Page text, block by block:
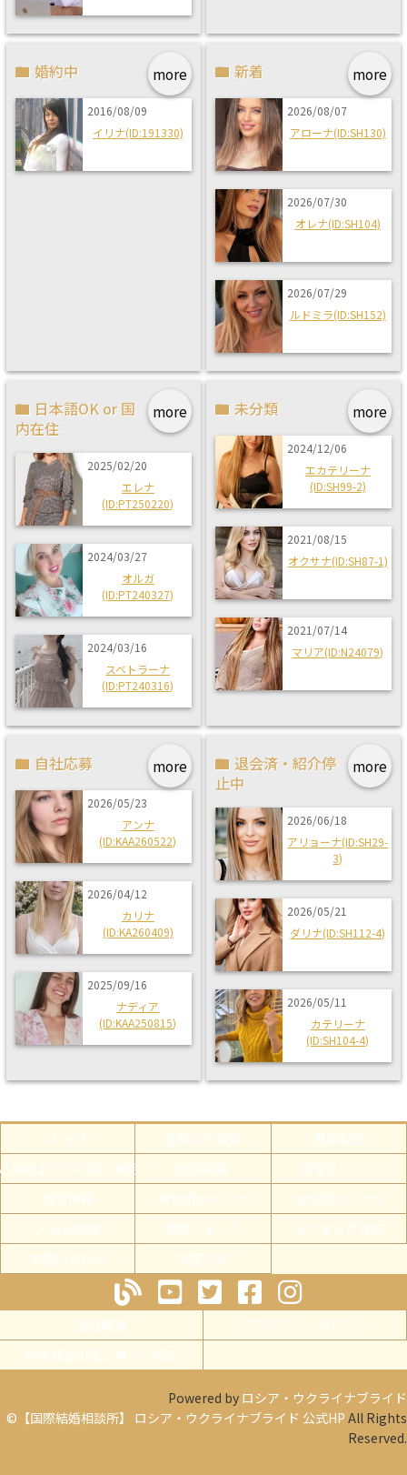
more
婚約中
2016/08/09
イリナ(ID:191330)
more
新着
2026/08/07
アローナ(ID:SH130)
2026/07/30
オレナ(ID:SH104)
2026/07/29
ルドミラ(ID:SH152)
more
日本語OK or 国
内在住
2025/02/20
エレナ
(ID:PT250220)
2024/03/27
オルガ
(ID:PT240327)
2024/03/16
スベトラーナ
(ID:PT240316)
more
未分類
2024/12/06
エカテリーナ
(ID:SH99-2)
2021/08/15
オクサナ(ID:SH87-1)
2021/07/14
マリア(ID:N24079)
more
自社応募
2026/05/23
アンナ
(ID:KAA260522)
2026/04/12
カリナ
(ID:KA260409)
2025/09/16
ナディア
(ID:KAA250815)
more
退会済・紹介停
止中
2026/06/18
アリョーナ(ID:SH29-
3)
2026/05/21
ダリナ(ID:SH112-4)
2026/05/11
カテリーナ
(ID:SH104-4)
トップ 登録女性検索
費用料金
結婚までの手順・説明
成婚実績
運営あいさつ
婚活情報
男性用メルマガ
女性用メルマガ
入会前登録
募集フォーム
よくあるご質問
お問い合わせ
お知らせ
会社概要
プライバシーポリシー
特定商取引法に基づく表記
Powered by ロシア・ウクライナブライド
©【国際結婚相談所】 ロシア・ウクライナブライド 公式HP All Rights
Reserved.